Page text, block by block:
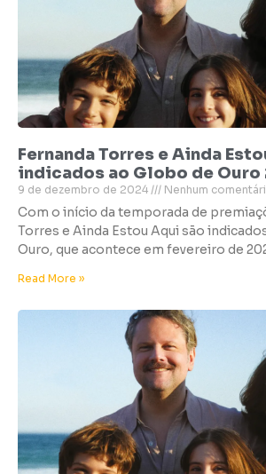
Fernanda Torres e Ainda
indicados ao Globo de Ouro
9 de dezembro de 2024 Nenhum
Com o início da temporada de
Torres e Ainda Estou Aqui são
Ouro, que acontece em fevereiro de
Read More »